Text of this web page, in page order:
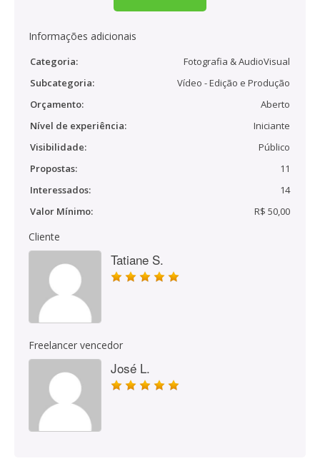
Informações adicionais
Categoria:
Fotografia & AudioVisual
Subcategoria:
Vídeo - Edição e Produção
Orçamento:
Aberto
Nível de experiência:
Iniciante
Visibilidade:
Público
Propostas:
11
Interessados:
14
Valor Mínimo:
R$ 50,00
Cliente
Tatiane S.
Freelancer vencedor
José L.